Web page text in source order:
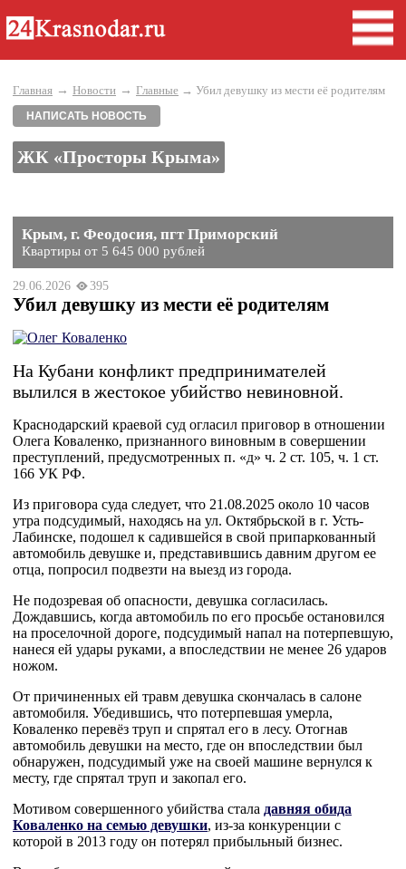
Главная → Новости → Главные → Убил девушку из мести её родителям
НАПИСАТЬ НОВОСТЬ
ЖК «Просторы Крыма»
Крым, г. Феодосия, пгт Приморский
Квартиры от 5 645 000 рублей
29.06.2026 395
Убил девушку из мести её родителям
На Кубани конфликт предпринимателей
вылился в жестокое убийство невиновной.
Краснодарский краевой суд огласил приговор в отношении
Олега Коваленко, признанного виновным в совершении
преступлений, предусмотренных п. «д» ч. 2 ст. 105, ч. 1 ст.
166 УК РФ.
Из приговора суда следует, что 21.08.2025 около 10 часов
утра подсудимый, находясь на ул. Октябрьской в г. Усть-
Лабинске, подошел к садившейся в свой припаркованный
автомобиль девушке и, представившись давним другом ее
отца, попросил подвезти на выезд из города.
Не подозревая об опасности, девушка согласилась.
Дождавшись, когда автомобиль по его просьбе остановился
на проселочной дороге, подсудимый напал на потерпевшую,
нанеся ей удары руками, а впоследствии не менее 26 ударов
ножом.
От причиненных ей травм девушка скончалась в салоне
автомобиля. Убедившись, что потерпевшая умерла,
Коваленко перевёз труп и спрятал его в лесу. Отогнав
автомобиль девушки на место, где он впоследствии был
обнаружен, подсудимый уже на своей машине вернулся к
месту, где спрятал труп и закопал его.
Мотивом совершенного убийства стала давняя обида
Коваленко на семью девушки, из-за конкуренции с
которой в 2013 году он потерял прибыльный бизнес.